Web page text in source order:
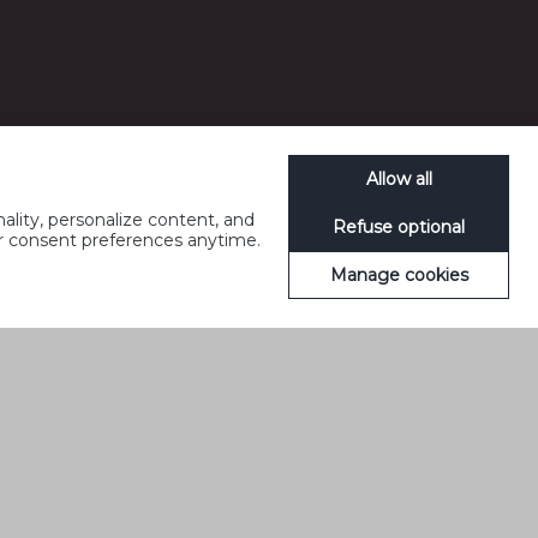
personalize content, and
consent preferences anytime.
Allow all
Refuse optional
Manage cookies